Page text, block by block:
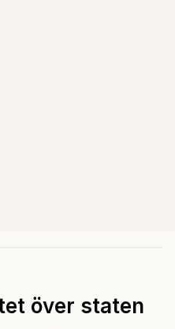
över staten